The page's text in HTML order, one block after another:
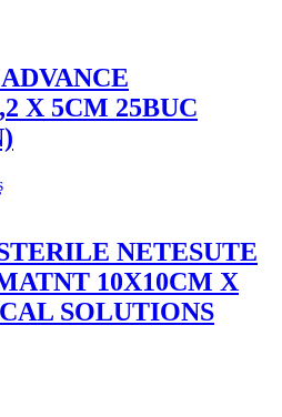
X 5CM 25BUC
NETESUTE
10X10CM X
SOLUTIONS